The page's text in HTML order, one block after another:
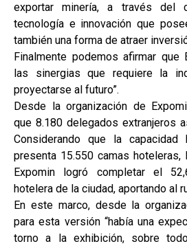
exportar minería, a través del
tecnología e innovación que
también una forma de atraer
Finalmente podemos afirmar que
las sinergias que requiere la
proyectarse al futuro”.
Desde la organización de
que 8.180 delegados extranjeros
Considerando que la capacidad
presenta 15.550 camas
Expomin logró completar el
hotelera de la ciudad, aportando al
En este marco, desde la
para esta versión “había una
torno a la exhibición, sobre